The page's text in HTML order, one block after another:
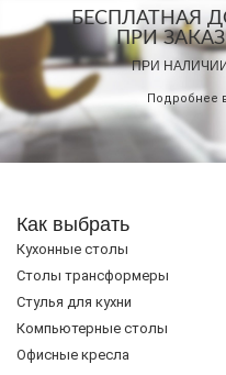
БЕСПЛАТНАЯ
ПРИ
ПРИ
Подробнее
Как выбрать
Кухонные столы
Cтолы трансформеры
Стулья для кухни
Компьютерные столы
Офисные кресла